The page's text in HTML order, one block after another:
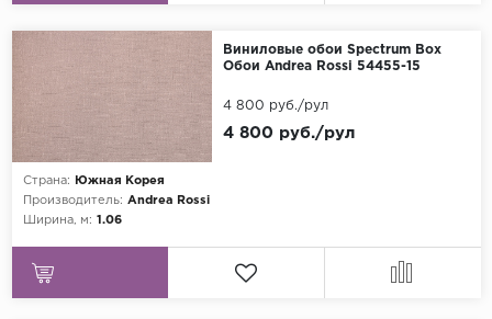
Виниловые обои Spectrum Box
Обои Andrea Rossi 54455-15
Страна:
Южная Корея
Производитель: Andrea Rossi
Ширина, м: 1.06
4 800 руб./рул
4 800 руб./рул